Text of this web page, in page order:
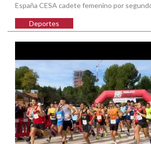
España CESA cadete femenino por
Deportes